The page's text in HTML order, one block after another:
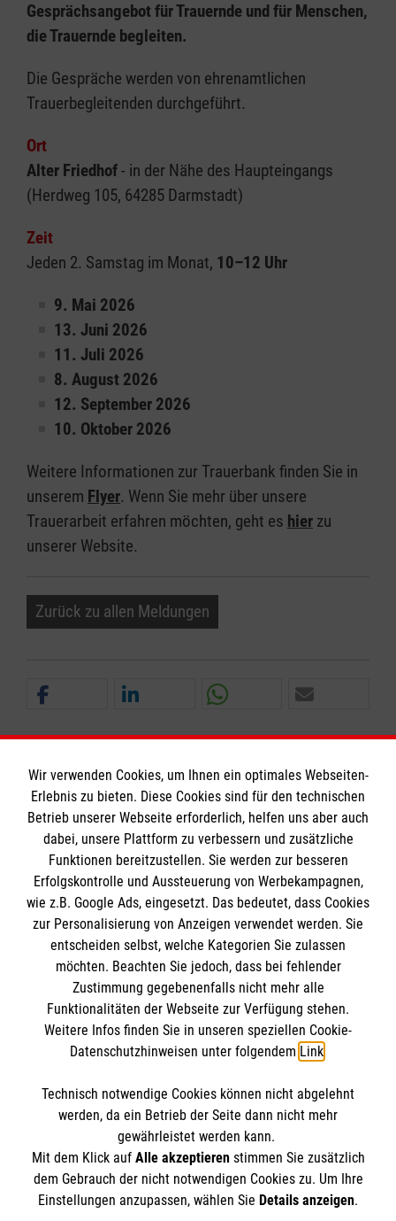
Gesprächsangebot für Trauernde und für Menschen,
die Trauernde begleiten.
Die Gespräche werden von ehrenamtlichen
Trauerbegleitenden durchgeführt.
Ort
Alter Friedhof- in der Nähe des Haupteingangs
(Herdweg 105, 64285 Darmstadt)
Zeit
Jeden 2. Samstag im Monat, 10–12 Uhr
9. Mai 2026
13. Juni 2026
11. Juli 2026
8. August 2026
12. September 2026
10. Oktober 2026
Weitere Informationen zur Trauerbank finden Sie in
unserem Flyer. Wenn Sie mehr über unsere
Trauerarbeit erfahren möchten, geht es hier zu
unserer Website.
Zurück zu allen Meldungen
Informationen
Impressum
Datenschutz
Barrierefreiheit
Kontakt
Die Malteser
Malteser in Deutschland
Malteserorden
Sharepoint
Spendenkonto
Pax-Bank für Kirche und Caritas eG
IBAN: DE47 3706 0193 4001 1550 89
BIC: GENODED1PAX
So finden Sie uns
Baustraße 3
64372 Ober-Ramstadt
Der Malteser Hilfsdienst e.V. ist als eingetragene
Wir verwenden Cookies, um Ihnen ein optimales Webseiten-
Erlebnis zu bieten. Diese Cookies sind für den technischen
Betrieb unserer Webseite erforderlich, helfen uns aber auch
dabei, unsere Plattform zu verbessern und zusätzliche
Funktionen bereitzustellen. Sie werden zur besseren
Erfolgskontrolle und Aussteuerung von Werbekampagnen,
wie z.B. Google Ads, eingesetzt. Das bedeutet, dass Cookies
zur Personalisierung von Anzeigen verwendet werden. Sie
entscheiden selbst, welche Kategorien Sie zulassen
möchten. Beachten Sie jedoch, dass bei fehlender
Zustimmung gegebenenfalls nicht mehr alle
Funktionalitäten der Webseite zur Verfügung stehen.
Weitere Infos finden Sie in unseren speziellen Cookie-
Datenschutzhinweisen unter folgendem Link.
Technisch notwendige Cookies können nicht abgelehnt
werden, da ein Betrieb der Seite dann nicht mehr
gewährleistet werden kann.
Mit dem Klick auf Alle akzeptierenstimmen Sie zusätzlich
dem Gebrauch der nicht notwendigen Cookies zu. Um Ihre
Einstellungen anzupassen, wählen Sie Details anzeigen.